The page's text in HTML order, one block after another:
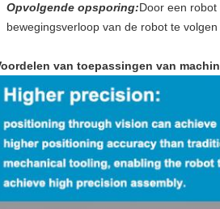
Opvolgende opsporing:Door een
bewegingsverloop van de robot te
van toepassingen van